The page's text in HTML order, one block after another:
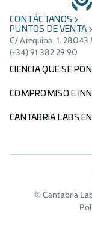
CONTÁCTANOS
PUNTOS DE VENTA
C/ Arequipa, 1. 28043
(+34) 91 382 29 90
CIENCIA QUE SE
Protección solar
Cuidado facial
Nuestras marcas
Catálogo de productos
COMPROMISO E
Tecnologías
Patrocinios
CANTABRIA LABS
Portugal© Cantabria